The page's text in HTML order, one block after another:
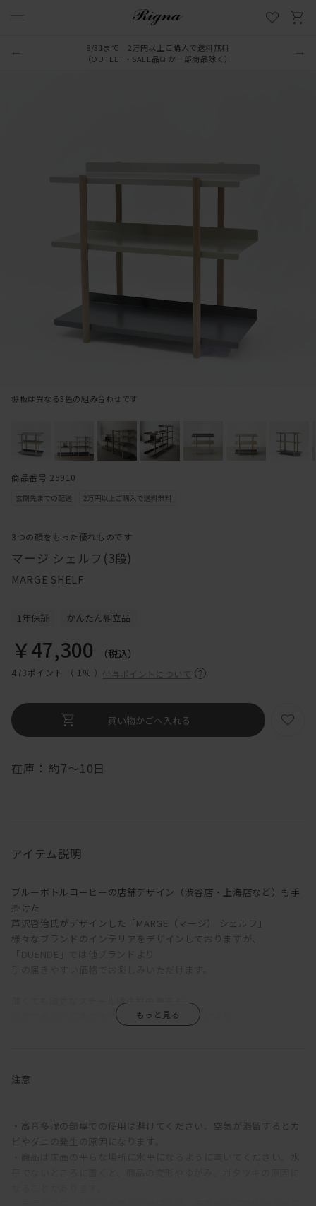
8/31まで 2万円以上ご購入で送料無料
（OUTLET・SALE品ほか一部商品除く）
3つの顔をもった優れものです
マージ シェルフ(3段)
MARGE SHELF
棚板は異なる3色の組み合わせです
￥47,300 （税込）
473ポイント （ 1％ ） 付与ポイントについて
在庫： 約7～10日
1年保証 かんたん組立品
アイテム説明
ブルーボトルコーヒーの店舗デザイン（渋谷店・上海店など）も手
掛けた
芦沢啓治氏がデザインした「MARGE（マージ） シェルフ」
様々なブランドのインテリアをデザインしておりますが、
薄くても頑丈なスチール構造材の要素と、
自然で優しい印象のオーク無垢材のバランスにより
収納した本や置いた物を整頓しながらも、
棚板は異なる3色の組み合わせ。
注意
・高音多湿の部屋での使用は避けてください。空気が滞留するとカ
商品番号 25910